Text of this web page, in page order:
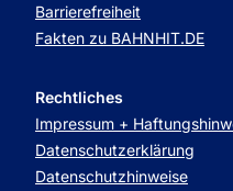
Barrierefreiheit
Fakten zu BAHNHIT.DE
Rechtliches
Impressum +
Datenschutzerklärung
Datenschutzhinweise